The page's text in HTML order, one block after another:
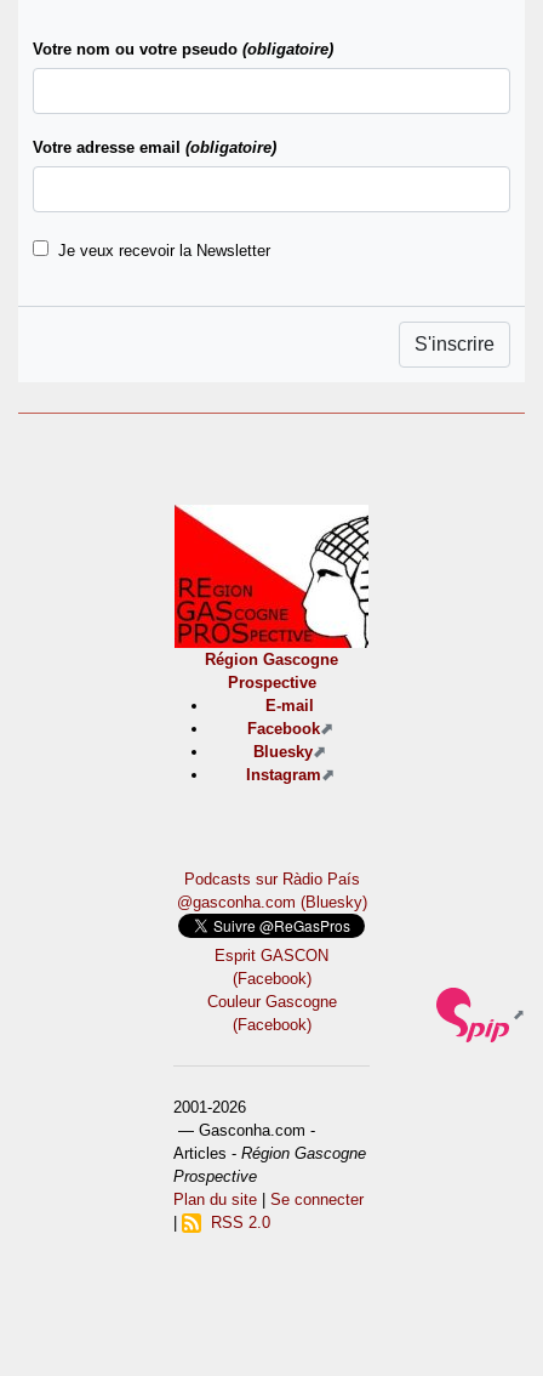
Votre nom ou votre pseudo (obligatoire)
Votre adresse email (obligatoire)
Je veux recevoir la Newsletter
Région Gascogne
Prospective
E-mail
Facebook
Bluesky
Instagram
Podcasts sur Ràdio País
@gasconha.com (Bluesky)
Esprit GASCON
(Facebook)
Couleur Gascogne
(Facebook)
2001-2026
— Gasconha.com -
Articles -Région Gascogne
Prospective
Plan du site |Se connecter
|
RSS 2.0